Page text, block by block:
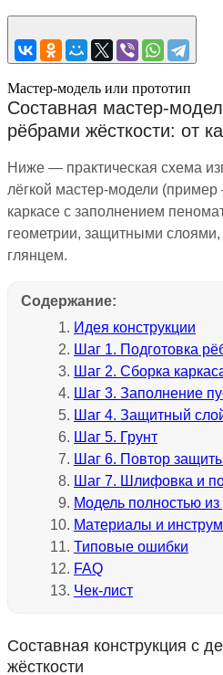
Мастер-модель или прототип
Составная мастер-
рёбрами жёсткости: от
Ниже — практическая схема
лёгкой мастер-модели
каркасе с заполнением
геометрии, защитными
глянцем.
Содержание:
Идея конструкции
Шаг 1. Подготовка
Шаг 2. Сборка
Шаг 3. Заполнение
Шаг 4. Защитный
Шаг 5. Грунт
Шаг 6. Повтор
Шаг 7. Шлифовка и
Модель полностью из
Материалы и
Типовые ошибки
FAQ
Чек-лист
Составная конструкция с
жёсткости